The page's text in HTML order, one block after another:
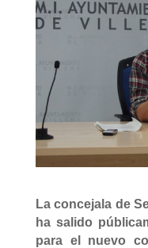
La concejala de
ha salido
para el nuevo